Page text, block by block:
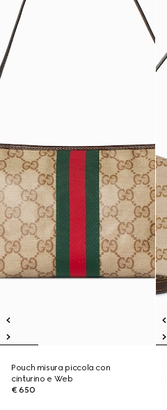
Pouch misura piccola con
cinturino e Web
€ 650